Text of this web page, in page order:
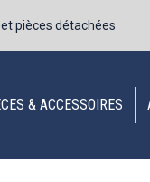
pièces détachées
& ACCESSOIRES